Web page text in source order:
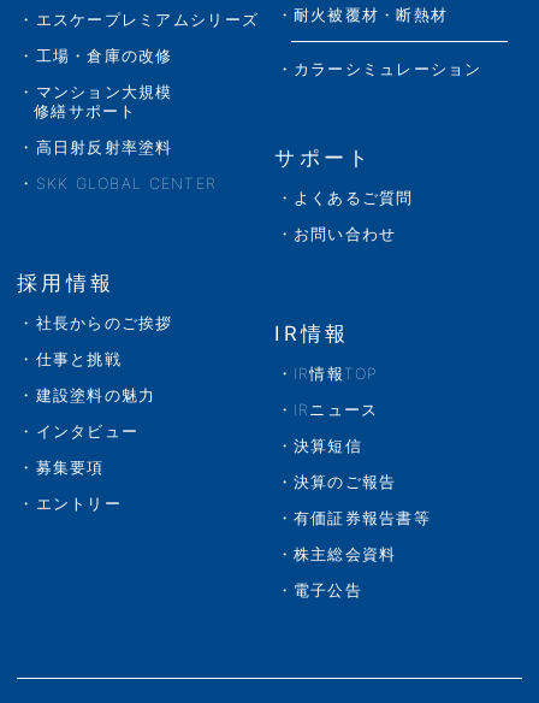
耐火被覆材・断熱材
カラーシミュレーション
エスケープレミアムシリーズ
工場・倉庫の改修
マンション大規模
修繕サポート
高日射反射率塗料
SKK GLOBAL CENTER
サポート
よくあるご質問
お問い合わせ
採用情報
社長からのご挨拶
仕事と挑戦
建設塗料の魅力
インタビュー
募集要項
エントリー
IR情報
IR情報TOP
IRニュース
決算短信
決算のご報告
有価証券報告書等
株主総会資料
電子公告